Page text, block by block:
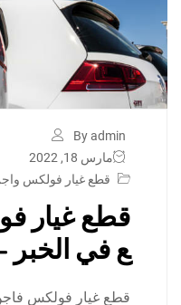
By admin
مارس 18, 2022
قطع غيار فولكس
قطع غيار
ع في الخبر
قطع غيار فولكس